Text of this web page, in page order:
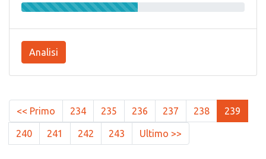
Analisi
<< Primo 234 235 236 237 238 239
240 241 242 243 Ultimo >>